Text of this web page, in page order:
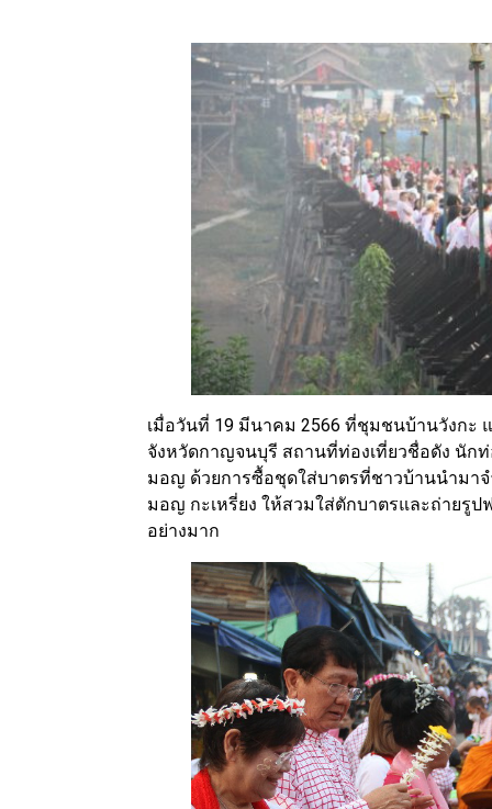
เมื่อวันที่ 19 มีนาคม 2566 ที่ชุมชนบ้านวังกะ
จังหวัดกาญจนบุรี สถานที่ท่องเที่ยวชื่อดัง นัก
มอญ ด้วยการซื้อชุดใส่บาตรที่ชาวบ้านนำมา
มอญ กะเหรี่ยง ให้สวมใส่ตักบาตรและถ่ายรูป
อย่างมาก